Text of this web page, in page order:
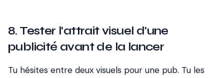
8. Tester l'attrait visuel d'une
publicité avant de la lancer
Tu hésites entre deux visuels pour une pub. Tu les